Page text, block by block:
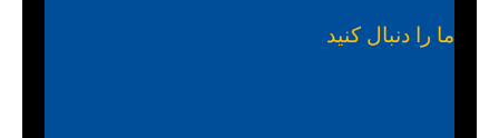
ما را دنبال کنید